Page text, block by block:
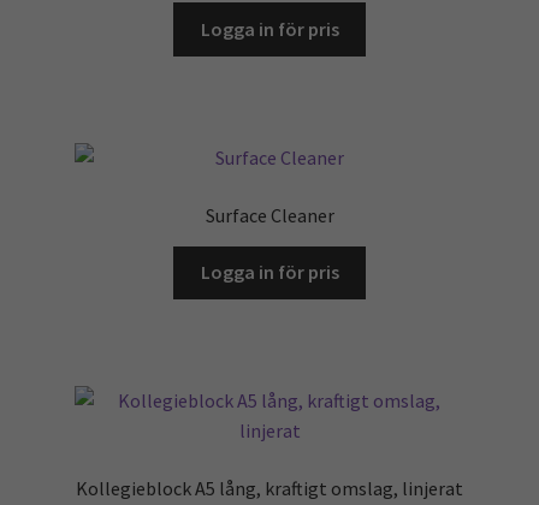
Logga in för pris
Surface Cleaner
Logga in för pris
Kollegieblock A5 lång, kraftigt omslag, linjerat